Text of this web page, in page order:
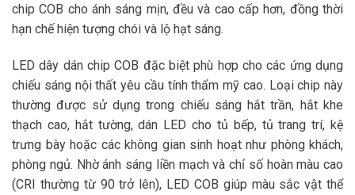
chip COB cho ánh sáng mịn, đều và cao cấp hơn, đồng thời
hạn chế hiện tượng chói và lộ hạt sáng.
LED dây dán chip COB đặc biệt phù hợp cho các ứng dụng
chiếu sáng nội thất yêu cầu tính thẩm mỹ cao. Loại chip này
thường được sử dụng trong chiếu sáng hắt trần, hắt khe
thạch cao, hắt tường, dán LED cho tủ bếp, tủ trang trí, kệ
trưng bày hoặc các không gian sinh hoạt như phòng khách,
phòng ngủ. Nhờ ánh sáng liền mạch và chỉ số hoàn màu cao
(CRI thường từ 90 trở lên), LED COB giúp màu sắc vật thể